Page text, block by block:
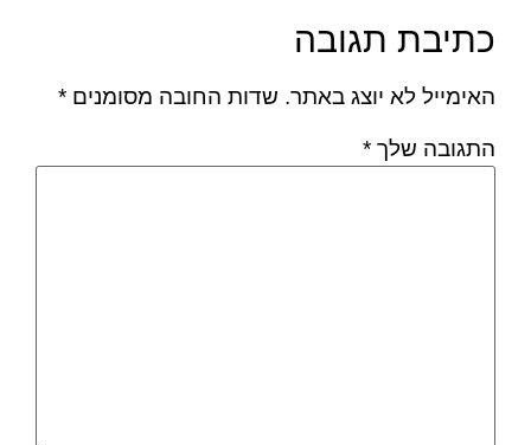
כתיבת תגובה
האימייל לא יוצג באתר. שדות החובה מסומנים *
התגובה שלך *